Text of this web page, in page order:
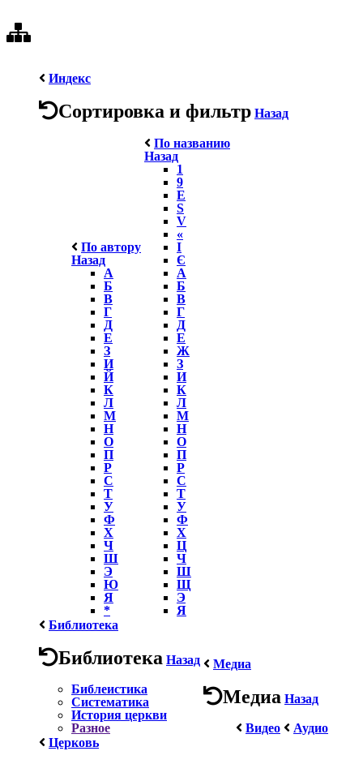
Индекс
Сортировка и фильтр Назад
По автору
Назад
А
Б
В
Г
Д
Е
З
И
Й
К
Л
М
Н
О
П
Р
С
Т
У
Ф
Х
Ч
Ш
Э
Ю
Я
*
По названию
Назад
1
9
E
S
V
«
І
Є
А
Б
В
Г
Д
Е
Ж
З
И
К
Л
М
Н
О
П
Р
С
Т
У
Ф
Х
Ц
Ч
Ш
Щ
Э
Я
Библиотека
Библиотека Назад
Библеистика
Систематика
История церкви
Разное
Медиа
Медиа Назад
Видео
Аудио
Церковь